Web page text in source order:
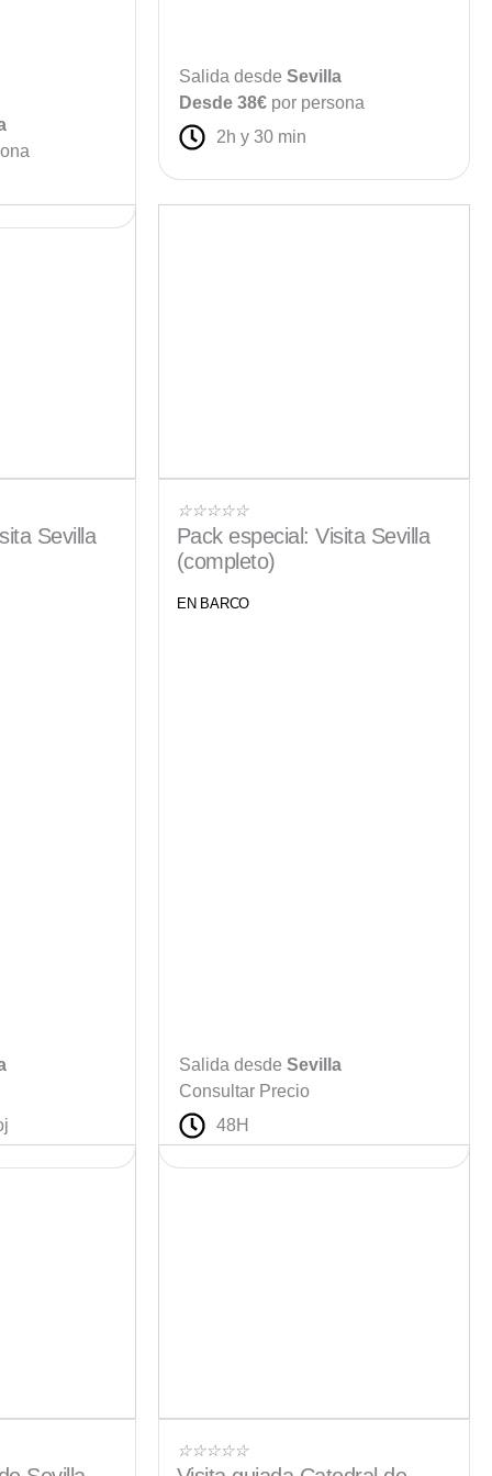
Salida desde Sevilla
Desde 38€por persona
2h y 30 min
Sevilla
☆☆☆☆☆Valorado
con
5
5
Pack especial: Visita Sevilla
(completo)
EN BARCO
Salida desde Sevilla
Consultar Precio
48H
☆☆☆☆☆Valorado